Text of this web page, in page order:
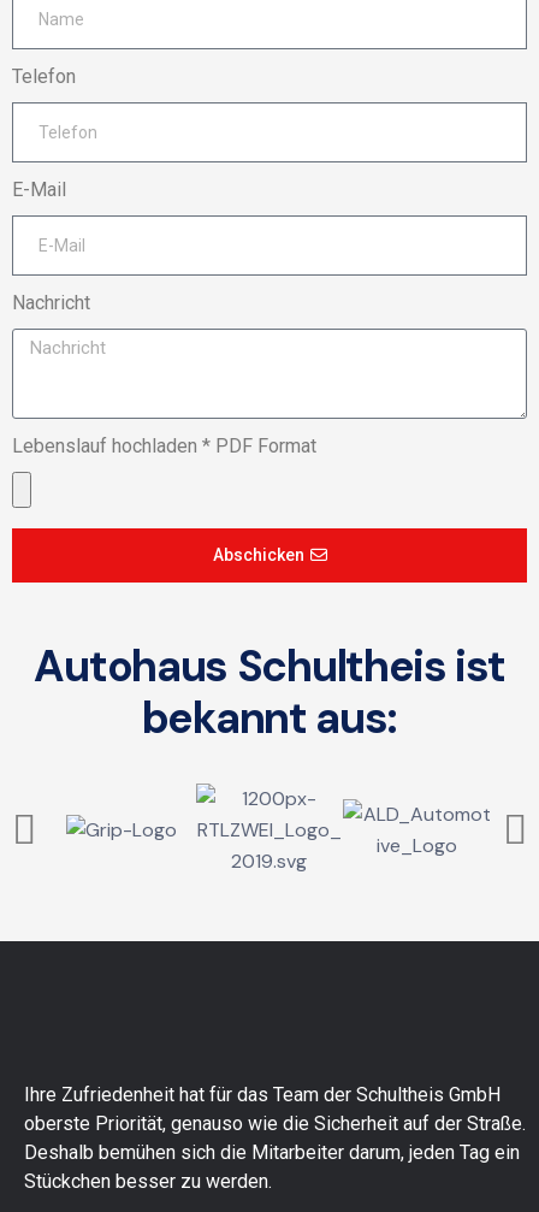
Telefon
E-Mail
Nachricht
Lebenslauf hochladen * PDF Format
Abschicken
Autohaus Schultheis ist
bekannt aus:
Ihre Zufriedenheit hat für das Team der Schultheis GmbH
oberste Priorität, genauso wie die Sicherheit auf der Straße.
Deshalb bemühen sich die Mitarbeiter darum, jeden Tag ein
Stückchen besser zu werden.